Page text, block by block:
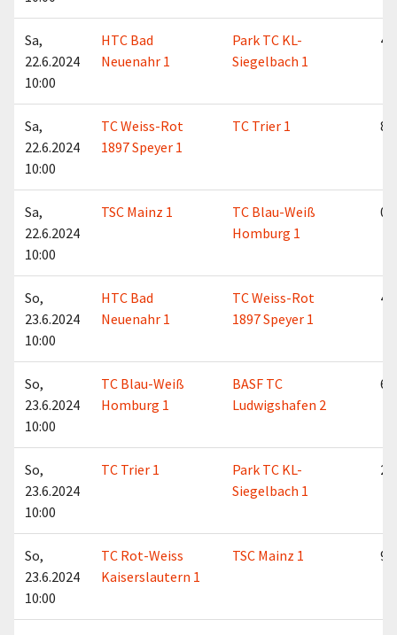
Sa,
22.6.2024
10:00
HTC Bad
Neuenahr 1
Park TC KL-
Siegelbach 1
4:5
Sa,
22.6.2024
10:00
TC Weiss-Rot
1897 Speyer 1
TC Trier 1 8:1
Sa,
22.6.2024
10:00
TSC Mainz 1
TC Blau-Weiß
Homburg 1
0:9
So,
23.6.2024
10:00
HTC Bad
Neuenahr 1
TC Weiss-Rot
1897 Speyer 1
4:5
So,
23.6.2024
10:00
TC Blau-Weiß
Homburg 1
BASF TC
Ludwigshafen 2
6:3
So,
23.6.2024
10:00
TC Trier 1
Park TC KL-
Siegelbach 1
2:7
So,
23.6.2024
10:00
TC Rot-Weiss
Kaiserslautern 1
TSC Mainz 1 9:0